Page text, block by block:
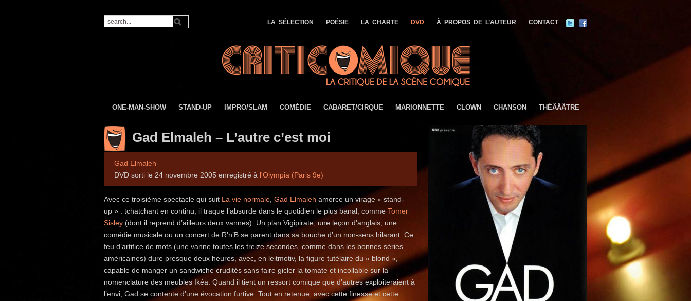
LA SÉLECTION POÉSIE LA CHARTE DVD À PROPOS DE L’AUTEUR CONTACT
ONE-MAN-SHOW STAND-UP IMPRO/SLAM COMÉDIE CABARET/CIRQUE MARIONNETTE CLOWN CHANSON THÉÂÂÂTRE
Gad Elmaleh – L’autre c’est moi
Gad Elmaleh
DVD sorti le 24 novembre 2005 enregistré à l'Olympia (Paris 9e)
Avec ce troisième spectacle qui suit La vie normale, Gad Elmaleh amorce un virage « stand-
up » : tchatchant en continu, il traque l’absurde dans le quotidien le plus banal, comme Tomer
Sisley (dont il reprend d’ailleurs deux vannes). Un plan Vigipirate, une leçon d’anglais, une
comédie musicale ou un concert de R’n’B se parent dans sa bouche d’un non-sens hilarant. Ce
feu d’artifice de mots (une vanne toutes les treize secondes, comme dans les bonnes séries
américaines) dure presque deux heures, avec, en leitmotiv, la figure tutélaire du « blond »,
capable de manger un sandwiche crudités sans faire gicler la tomate et incollable sur la
nomenclature des meubles Ikéa. Quand il tient un ressort comique que d’autres exploiteraient à
l’envi, Gad se contente d’une évocation furtive. Tout en retenue, avec cette finesse et cette